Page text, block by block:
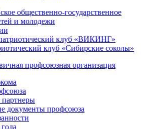
общественно-государственное
и молодежи
клуб «ВИКИНГ»
клуб «Сибирские соколы»
профсоюзная организация
документы профсоюза